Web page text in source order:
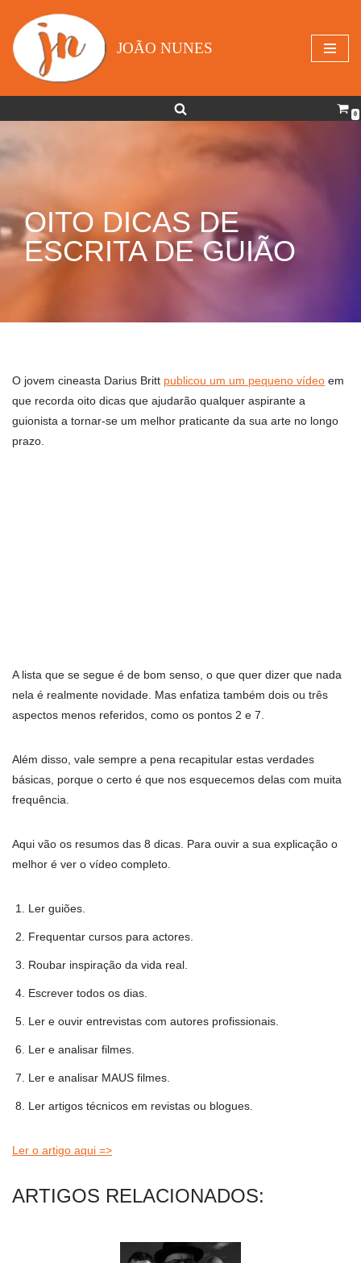
Avançar
para
JOÃO NUNES
0
OITO DICAS DE
ESCRITA DE GUIÃO
O jovem cineasta Darius Britt publicou um um pequeno vídeo em
que recorda oito dicas que ajudarão qualquer aspirante a
guionista a tornar-se um melhor praticante da sua arte no longo
prazo.
A lista que se segue é de bom senso, o que quer dizer que nada
nela é realmente novidade. Mas enfatiza também dois ou três
aspectos menos referidos, como os pontos 2 e 7.
Além disso, vale sempre a pena recapitular estas verdades
básicas, porque o certo é que nos esquecemos delas com muita
frequência.
Aqui vão os resumos das 8 dicas. Para ouvir a sua explicação o
melhor é ver o vídeo completo.
Ler guiões.
Frequentar cursos para actores.
Roubar inspiração da vida real.
Escrever todos os dias.
Ler e ouvir entrevistas com autores profissionais.
Ler e analisar filmes.
Ler e analisar MAUS filmes.
Ler artigos técnicos em revistas ou blogues.
Ler o artigo aqui =>
ARTIGOS RELACIONADOS: